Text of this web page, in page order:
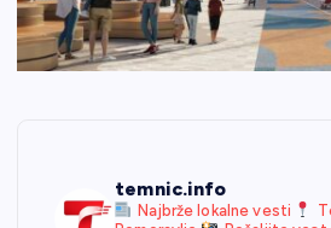
temnic.info
Najbrže lokalne vesti